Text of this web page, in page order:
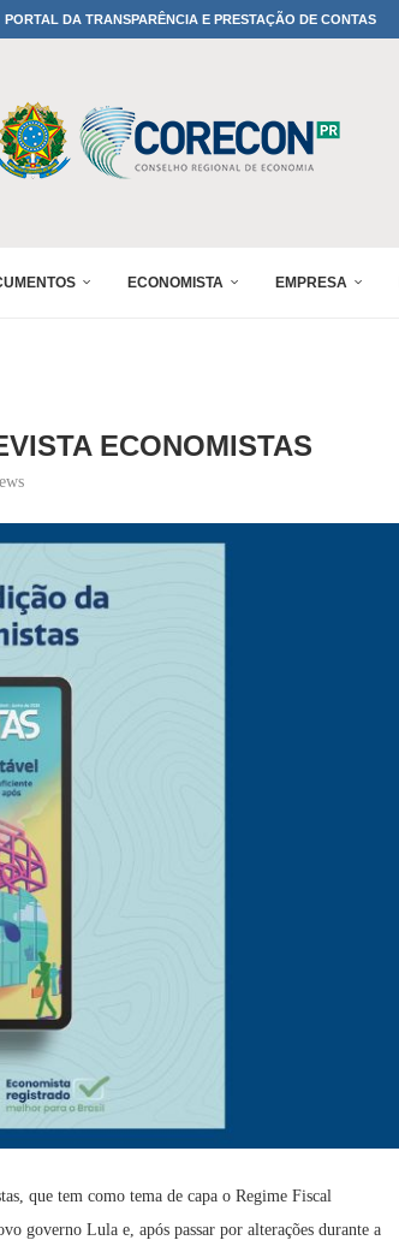
PORTAL DA TRANSPARÊNCIA E PRESTAÇÃO DE CONTAS
ECONOMISTA EMPRESA
ECONOMISTAS
que tem como tema de capa o Regime Fiscal
governo Lula e, após passar por alterações durante a